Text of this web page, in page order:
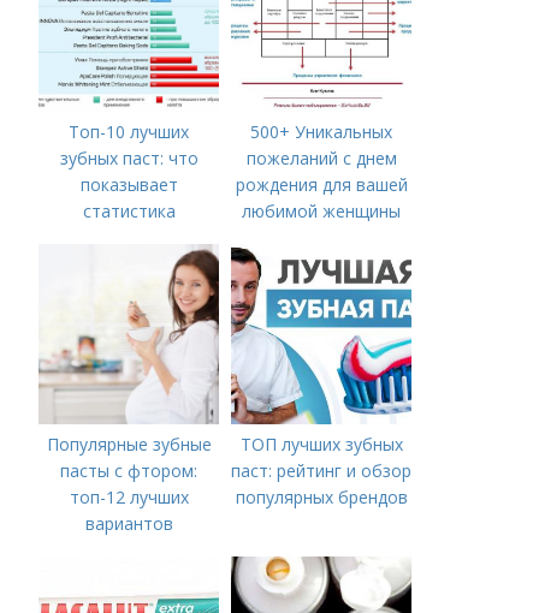
Топ-10 лучших
зубных паст: что
показывает
статистика
500+ Уникальных
пожеланий с днем
рождения для вашей
любимой женщины
Популярные зубные
пасты с фтором:
топ-12 лучших
вариантов
ТОП лучших зубных
паст: рейтинг и обзор
популярных брендов